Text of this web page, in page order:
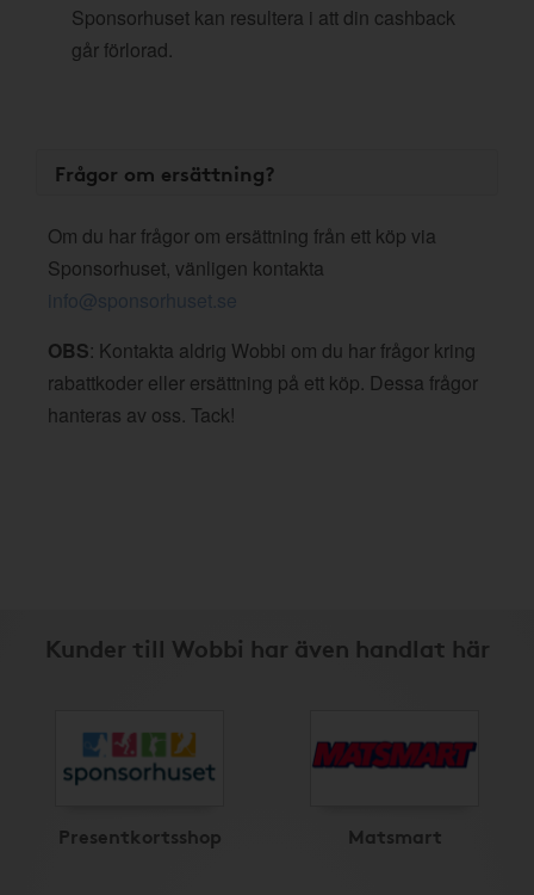
Sponsorhuset kan resultera i att din cashback
går förlorad.
Frågor om ersättning?
Om du har frågor om ersättning från ett köp via
Sponsorhuset, vänligen kontakta
info@sponsorhuset.se
OBS: Kontakta aldrig Wobbi om du har frågor kring
rabattkoder eller ersättning på ett köp. Dessa frågor
hanteras av oss. Tack!
Kunder till Wobbi har även handlat här
Presentkortsshop Matsmart